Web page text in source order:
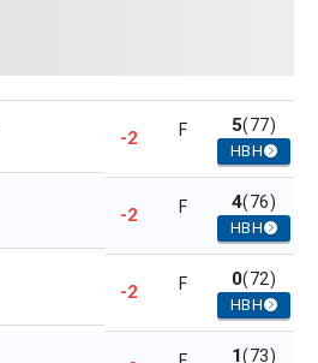
-2 F 5(77)
HBH
-2 F 4(76)
HBH
-2 F 0(72)
HBH
1(73)